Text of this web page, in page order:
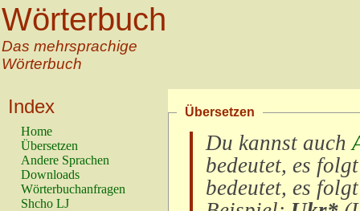
Wörterbuch
Das mehrsprachige
Wörterbuch
Index
Home
Übersetzen
Andere Sprachen
Downloads
Wörterbuchanfragen
Shcho LJ
Übersetzen
Du kannst auch
bedeutet, es
bedeutet, es